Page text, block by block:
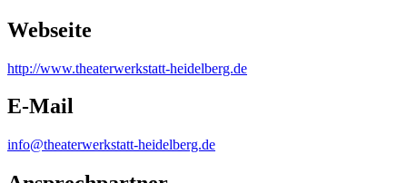
Webseite
http://www.theaterwerkstatt-heidelberg.de
E-Mail
info@theaterwerkstatt-heidelberg.de